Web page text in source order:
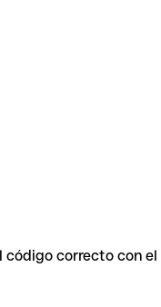
código correcto con